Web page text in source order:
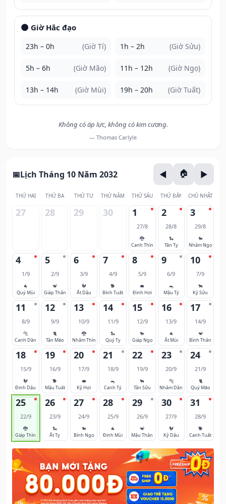
🌑 Giờ Hắc đạo
23h – 0h (Giờ Tí) 1h – 2h (Giờ Sửu)
5h – 6h (Giờ Mão) 11h – 12h (Giờ Ngọ)
13h – 14h (Giờ Mùi) 19h – 20h (Giờ Tuất)
Không có áp lực, không có kim cương.
— Thomas Carlyle
Lịch Tháng 10 Năm 2032
THỨ HAI THỨ BA THỨ TƯ THỨ NĂM THỨ SÁU THỨ BẢY CHỦ NHẬT
27 28 29 30 1
27/8
🐉
Canh Thìn
2
28/8
🐍
Tân Tỵ
3
29/8
🐎
Nhâm Ngọ
4
1/9
🐐
Quý Mùi
5
2/9
🐒
Giáp Thân
6
3/9
🐓
Ất Dậu
7
4/9
🐕
Bính Tuất
8
5/9
🐖
Đinh Hợi
9
6/9
🐀
Mậu Tý
10
7/9
🐂
Kỷ Sửu
11
8/9
🐅
Canh Dần
12
9/9
🐈
Tân Mão
13
10/9
🐉
Nhâm Thìn
14
11/9
🐍
Quý Tỵ
15
12/9
🐎
Giáp Ngọ
16
13/9
🐐
Ất Mùi
17
14/9
🐒
Bính Thân
18
15/9
🐓
Đinh Dậu
19
16/9
🐕
Mậu Tuất
20
17/9
🐖
Kỷ Hợi
21
18/9
🐀
Canh Tý
22
19/9
🐂
Tân Sửu
23
20/9
🐅
Nhâm Dần
24
21/9
🐈
Quý Mão
25
22/9
🐉
Giáp Thìn
26
23/9
🐍
Ất Tỵ
27
24/9
🐎
Bính Ngọ
28
25/9
🐐
Đinh Mùi
29
26/9
🐒
Mậu Thân
30
27/9
🐓
Kỷ Dậu
31
28/9
🐕
Canh Tuất